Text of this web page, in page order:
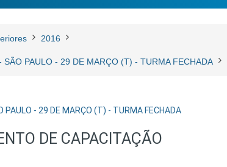
2016
PAULO - 29 DE MARÇO (T) - TURMA FECHADA
- 29 DE MARÇO (T) - TURMA FECHADA
DE CAPACITAÇÃO